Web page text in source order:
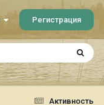
Регистрация
Активность